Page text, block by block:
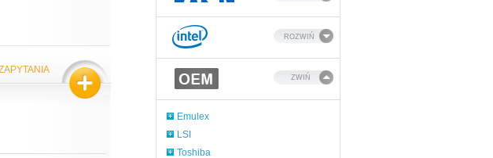
ROZWIŃ
ZWIŃ
Emulex
LSI
Toshiba